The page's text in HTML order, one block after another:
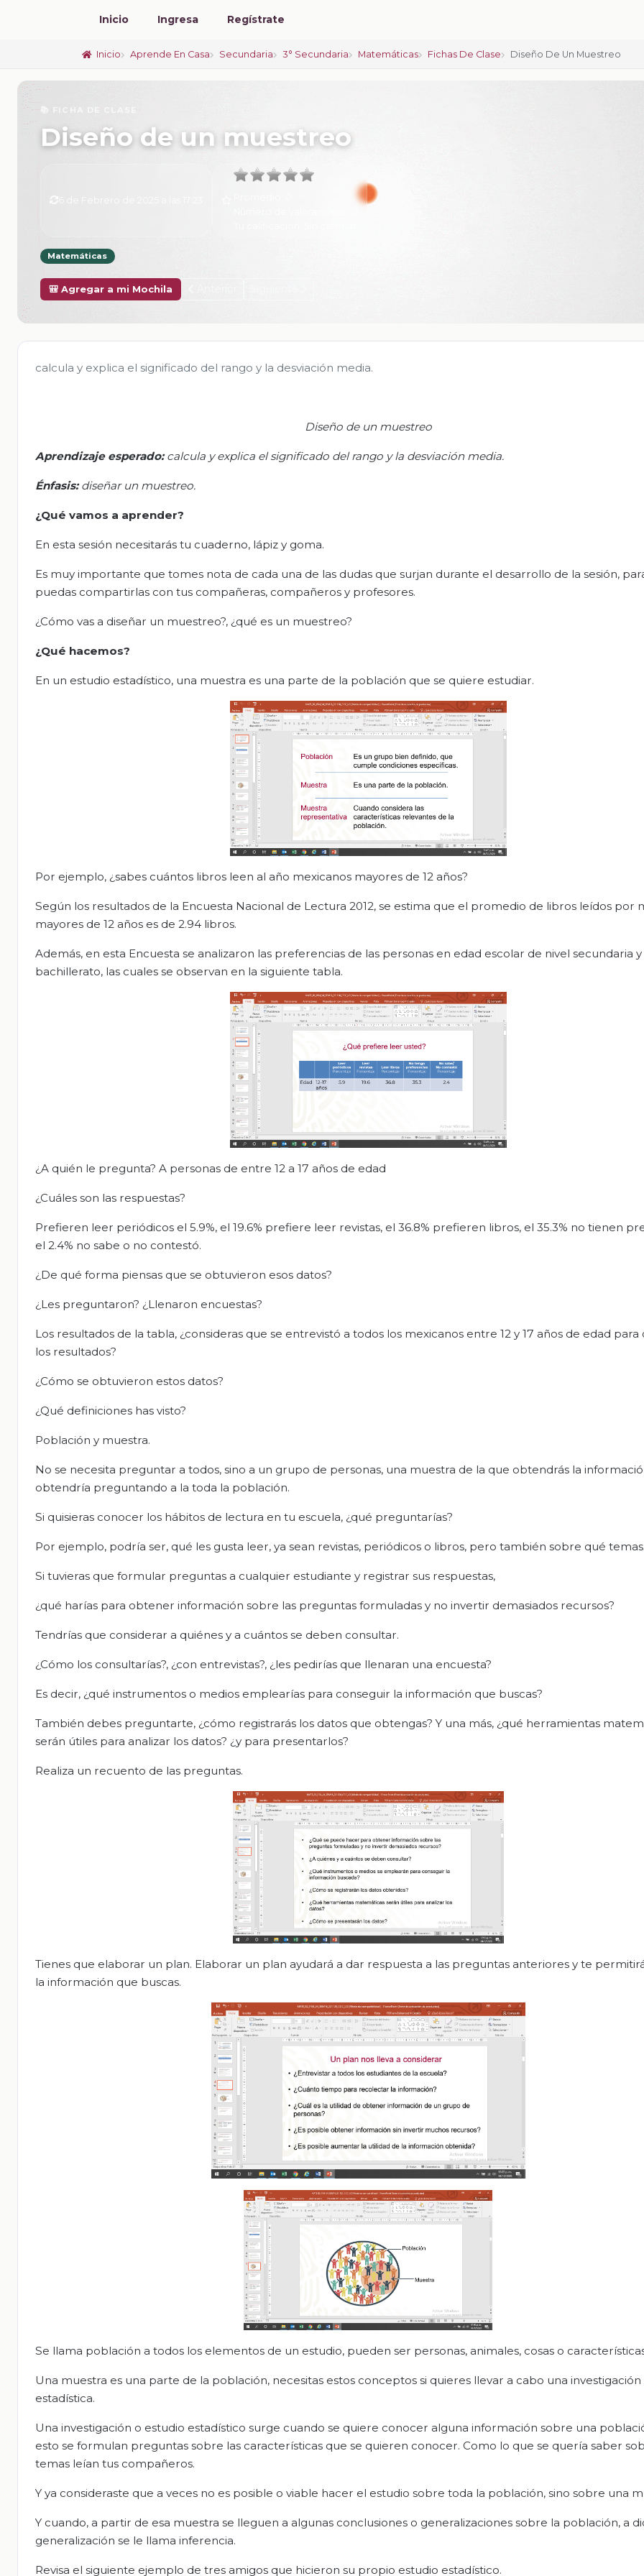
Inicio Ingresa Regístrate
Inicio Aprende En Casa Secundaria 3° Secundaria Matemáticas Fichas De Clase Diseño De Un Muestreo
📚 FICHA DE CLASE
Diseño de un muestreo
Matemáticas
🎒 Agregar a mi Mochila
calcula y explica el significado del rango y la desviación media.
Diseño de un muestreo
Aprendizaje esperado: calcula y explica el significado del rango y la desviación media.
Énfasis:diseñar un muestreo.
¿Qué vamos a aprender?
En esta sesión necesitarás tu cuaderno, lápiz y goma.
Es muy importante que tomes nota de cada una de las dudas que surjan durante el desarrollo de la sesión,
puedas compartirlas con tus compañeras, compañeros y profesores.
¿Cómo vas a diseñar un muestreo?, ¿qué es un muestreo?
¿Qué hacemos?
En un estudio estadístico, una muestra es una parte de la población que se quiere estudiar.
Por ejemplo, ¿sabes cuántos libros leen al año mexicanos mayores de 12 años?
Según los resultados de la Encuesta Nacional de Lectura 2012, se estima que el promedio de libros leídos por
mayores de 12 años es de 2.94 libros.
Además, en esta Encuesta se analizaron las preferencias de las personas en edad escolar de nivel secundaria y
bachillerato, las cuales se observan en la siguiente tabla.
¿A quién le pregunta? A personas de entre 12 a 17 años de edad
¿Cuáles son las respuestas?
Prefieren leer periódicos el 5.9%, el 19.6% prefiere leer revistas, el 36.8% prefieren libros, el 35.3% no tienen
el 2.4% no sabe o no contestó.
¿De qué forma piensas que se obtuvieron esos datos?
¿Les preguntaron? ¿Llenaron encuestas?
Los resultados de la tabla, ¿consideras que se entrevistó a todos los mexicanos entre 12 y 17 años de edad para
los resultados?
¿Cómo se obtuvieron estos datos?
¿Qué definiciones has visto?
Población y muestra.
No se necesita preguntar a todos, sino a un grupo de personas, una muestra de la que obtendrás la
obtendría preguntando a la toda la población.
Si quisieras conocer los hábitos de lectura en tu escuela, ¿qué preguntarías?
Por ejemplo, podría ser, qué les gusta leer, ya sean revistas, periódicos o libros, pero también sobre qué temas.
Si tuvieras que formular preguntas a cualquier estudiante y registrar sus respuestas,
¿qué harías para obtener información sobre las preguntas formuladas y no invertir demasiados recursos?
Tendrías que considerar a quiénes y a cuántos se deben consultar.
¿Cómo los consultarías?, ¿con entrevistas?, ¿les pedirías que llenaran una encuesta?
Es decir, ¿qué instrumentos o medios emplearías para conseguir la información que buscas?
También debes preguntarte, ¿cómo registrarás los datos que obtengas? Y una más, ¿qué herramientas
serán útiles para analizar los datos? ¿y para presentarlos?
Realiza un recuento de las preguntas.
Tienes que elaborar un plan. Elaborar un plan ayudará a dar respuesta a las preguntas anteriores y te
la información que buscas.
Se llama población a todos los elementos de un estudio, pueden ser personas, animales, cosas o
Una muestra es una parte de la población, necesitas estos conceptos si quieres llevar a cabo una investigación
estadística.
Una investigación o estudio estadístico surge cuando se quiere conocer alguna información sobre una
esto se formulan preguntas sobre las características que se quieren conocer. Como lo que se quería saber
temas leían tus compañeros.
Y ya consideraste que a veces no es posible o viable hacer el estudio sobre toda la población, sino sobre una
Y cuando, a partir de esa muestra se lleguen a algunas conclusiones o generalizaciones sobre la población, a
generalización se le llama inferencia.
Revisa el siguiente ejemplo de tres amigos que hicieron su propio estudio estadístico.